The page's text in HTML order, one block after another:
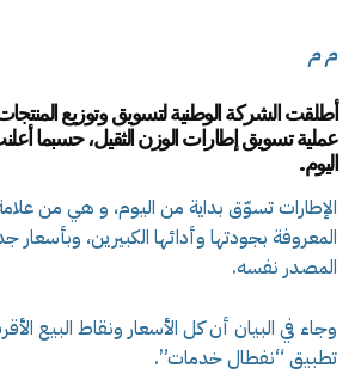
م م
أطلقت الشركة الوطنية لتسويق وتوزيع المنتجات
عملية تسويق إطارات الوزن الثقيل، حسبما
اليوم.
الإطارات تسوّق بداية من اليوم، و هي من
المعروفة بجودتها وأدائها الكبيرين،
المصدر نفسه.
وجاء في البيان أن كل الأسعار ونقاط البيع
تطبيق “نفطال خدمات”.